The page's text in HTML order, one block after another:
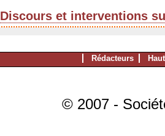
Discours et interventions
Rédacteurs
© 2007 -